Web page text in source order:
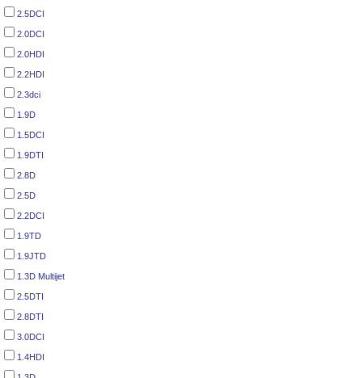
2.5DCI
2.0DCI
2.0HDI
2.2HDI
2.3dci
1.9D
1.5DCI
1.9DTI
2.8D
2.5D
2.2DCI
1.9TD
1.9JTD
1.3D Multijet
2.5DTI
2.8DTI
3.0DCI
1.4HDI